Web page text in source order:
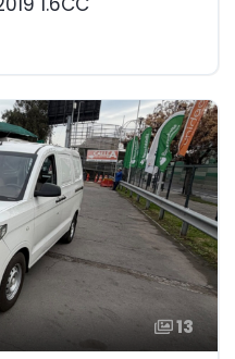
13